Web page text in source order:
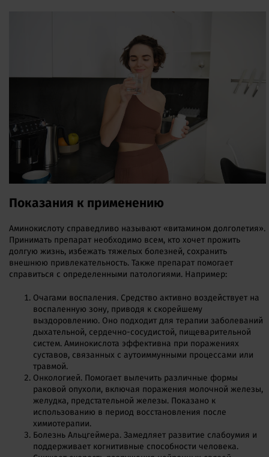
Показания к применению
Аминокислоту справедливо называют «витамином долголетия».
Принимать препарат необходимо всем, кто хочет прожить
долгую жизнь, избежать тяжелых болезней, сохранить
внешнюю привлекательность. Также препарат помогает
справиться с определенными патологиями. Например:
Очагами воспаления. Средство активно воздействует на
воспаленную зону, приводя к скорейшему
выздоровлению. Оно подходит для терапии заболеваний
дыхательной, сердечно-сосудистой, пищеварительной
систем. Аминокислота эффективна при поражениях
суставов, связанных с аутоиммунными процессами или
травмой.
Онкологией. Помогает вылечить различные формы
раковой опухоли, включая поражения молочной железы,
желудка, предстательной железы. Показано к
использованию в период восстановления после
химиотерапии.
Болезнь Альцгеймера. Замедляет развитие слабоумия и
поддерживает когнитивные способности человека.